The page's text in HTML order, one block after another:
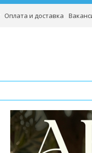
Оплата и доставка